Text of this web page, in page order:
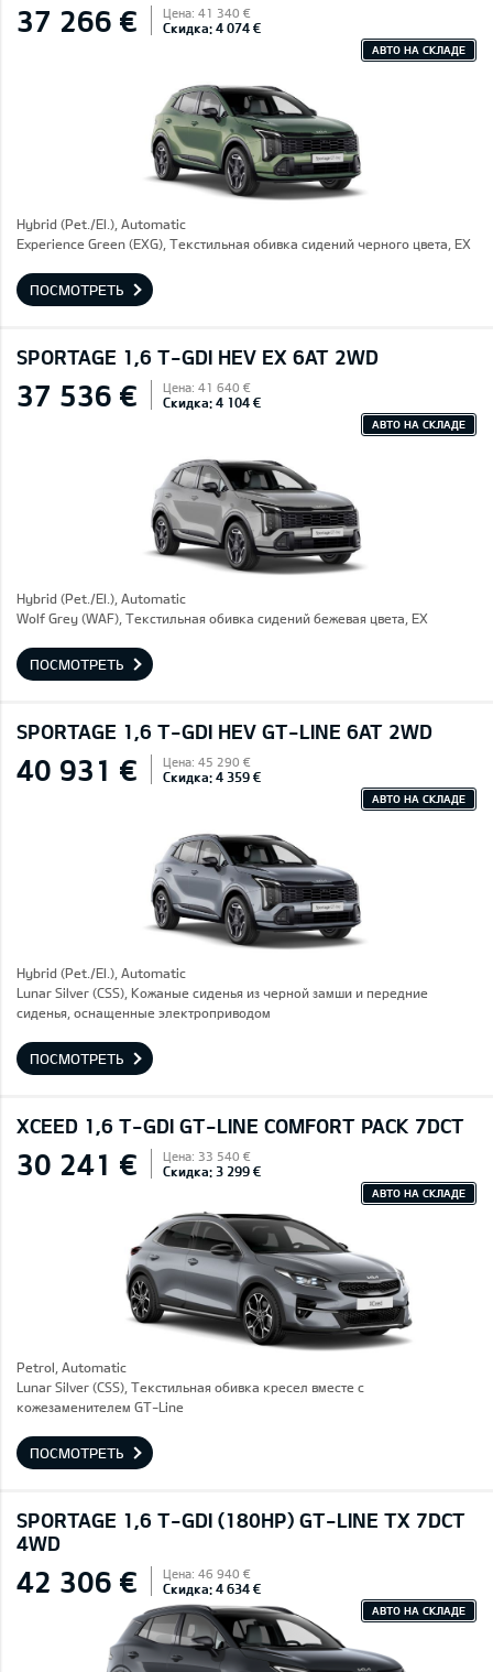
37 266 € Цена: 41 340 €
Скидка: 4 074 €
АВТО НА СКЛАДЕ
Hybrid (Pet./El.), Automatic
Experience Green (EXG), Текстильная обивка сидений черного цвета, EX
ПОСМОТРЕТЬ
SPORTAGE 1,6 T-GDI HEV EX 6AT 2WD
37 536 € Цена: 41 640 €
Скидка: 4 104 €
АВТО НА СКЛАДЕ
Hybrid (Pet./El.), Automatic
Wolf Grey (WAF), Текстильная обивка сидений бежевая цвета, EX
ПОСМОТРЕТЬ
SPORTAGE 1,6 T-GDI HEV GT-LINE 6AT 2WD
40 931 € Цена: 45 290 €
Скидка: 4 359 €
АВТО НА СКЛАДЕ
Hybrid (Pet./El.), Automatic
Lunar Silver (CSS), Кожаные сиденья из черной замши и передние
сиденья, оснащенные электроприводом
ПОСМОТРЕТЬ
XCEED 1,6 T-GDI GT-LINE COMFORT PACK 7DCT
30 241 € Цена: 33 540 €
Скидка: 3 299 €
АВТО НА СКЛАДЕ
Petrol, Automatic
Lunar Silver (CSS), Текстильная обивка кресел вместе с
кожезаменителем GT-Line
ПОСМОТРЕТЬ
SPORTAGE 1,6 T-GDI (180HP) GT-LINE TX 7DCT
4WD
42 306 € Цена: 46 940 €
Скидка: 4 634 €
АВТО НА СКЛАДЕ